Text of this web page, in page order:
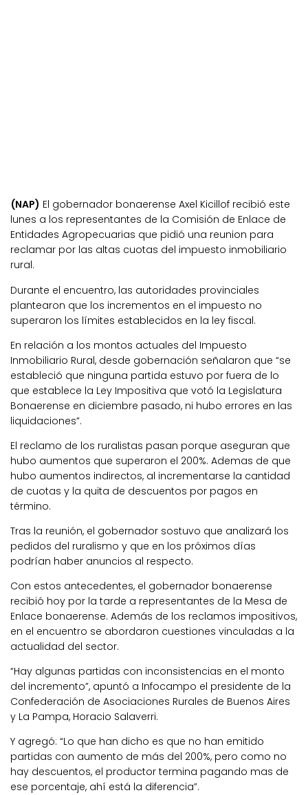
(NAP) El gobernador bonaerense Axel Kicillof recibió este
lunes a los representantes de la Comisión de Enlace de
Entidades Agropecuarias que pidió una reunion para
reclamar por las altas cuotas del impuesto inmobiliario
rural.
Durante el encuentro, las autoridades provinciales
plantearon que los incrementos en el impuesto no
superaron los límites establecidos en la ley fiscal.
En relación a los montos actuales del Impuesto
Inmobiliario Rural, desde gobernación señalaron que “se
estableció que ninguna partida estuvo por fuera de lo
que establece la Ley Impositiva que votó la Legislatura
Bonaerense en diciembre pasado, ni hubo errores en las
liquidaciones”.
El reclamo de los ruralistas pasan porque aseguran que
hubo aumentos que superaron el 200%. Ademas de que
hubo aumentos indirectos, al incrementarse la cantidad
de cuotas y la quita de descuentos por pagos en
término.
Tras la reunión, el gobernador sostuvo que analizará los
pedidos del ruralismo y que en los próximos días
podrían haber anuncios al respecto.
Con estos antecedentes, el gobernador bonaerense
recibió hoy por la tarde a representantes de la Mesa de
Enlace bonaerense. Además de los reclamos impositivos,
en el encuentro se abordaron cuestiones vinculadas a la
actualidad del sector.
“Hay algunas partidas con inconsistencias en el monto
del incremento”, apuntó a Infocampo el presidente de la
Confederación de Asociaciones Rurales de Buenos Aires
y La Pampa, Horacio Salaverri.
Y agregó: “Lo que han dicho es que no han emitido
partidas con aumento de más del 200%, pero como no
hay descuentos, el productor termina pagando mas de
ese porcentaje, ahí está la diferencia”.